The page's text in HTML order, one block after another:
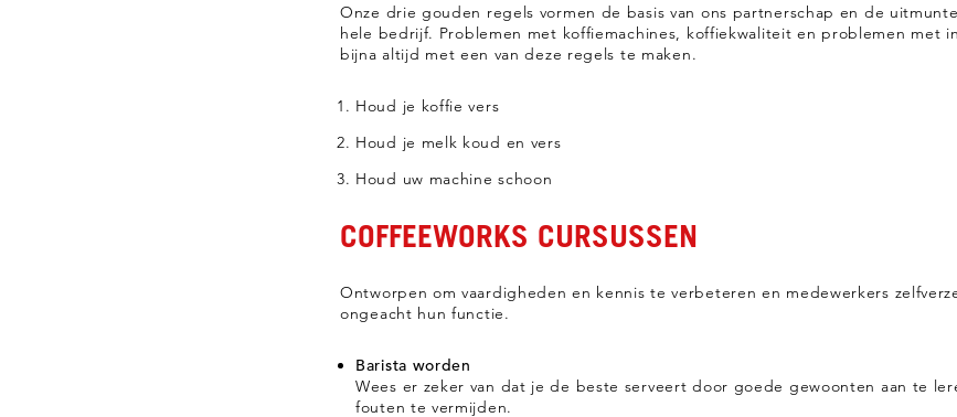
Onze drie gouden regels vormen de basis van ons partnerschap en de
hele bedrijf. Problemen met koffiemachines, koffiekwaliteit en problemen met
bijna altijd met een van deze regels te maken.
Houd je koffie vers
Houd je melk koud en vers
Houd uw machine schoon
COFFEEWORKS CURSUSSEN
Ontworpen om vaardigheden en kennis te verbeteren en medewerkers
ongeacht hun functie.
Barista worden
Wees er zeker van dat je de beste serveert door goede gewoonten aan te
fouten te vermijden.